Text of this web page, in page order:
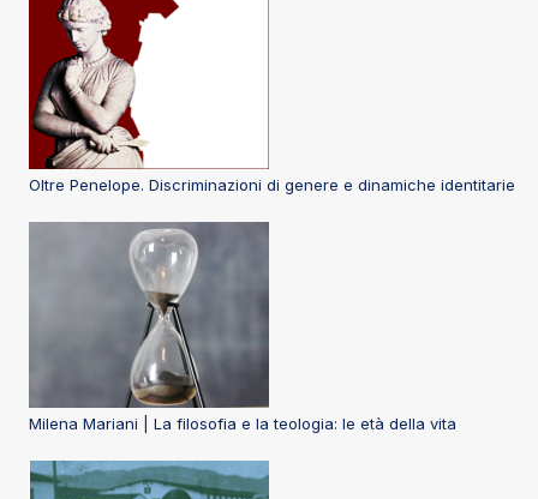
Oltre Penelope. Discriminazioni di genere e dinamiche identitarie
Milena Mariani | La filosofia e la teologia: le età della vita